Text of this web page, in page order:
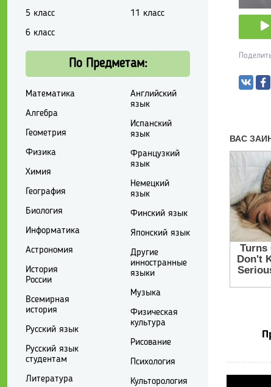
5 класс
6 класс
11 класс
По Предметам:
Математика
Алгебра
Геометрия
Физика
Химия
География
Биология
Информатика
Астрономия
История
России
Всемирная
история
Русский язык
Русский язык
студентам
Литература
Английский
язык
Испанский
язык
Французкий
язык
Немецкий
язык
Финский язык
Японский язык
Другие
инностранные
языки
Музыка
Физическая
культура
Рисование
Психология
Культорология